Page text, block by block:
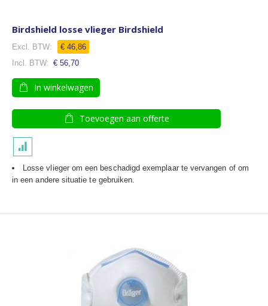
Birdshield losse vlieger Birdshield
€ 46,86
€ 56,70
In winkelwagen
Toevoegen aan offerte
Losse vlieger om een beschadigd exemplaar te vervangen of om
in een andere situatie te gebruiken.